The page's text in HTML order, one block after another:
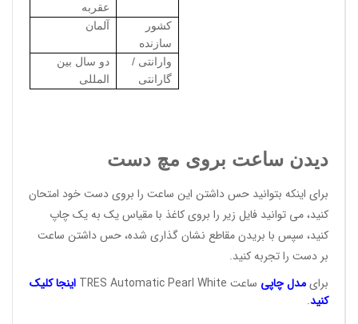
عقربه
کشور
سازنده
آلمان
وارانتی /
گارانتی
دو سال بین
المللی
دیدن ساعت بروی مچ دست
برای اینکه بتوانید حس داشتن این ساعت را بروی دست خود امتحان
کنید، می توانید فایل زیر را بروی کاغذ با مقیاس یک به یک چاپ
کنید، سپس با بریدن مقاطع نشان گذاری شده، حس داشتن ساعت
بر دست را تجربه کنید.
برایمدلچاپی ساعت TRES Automatic Pearl White اینجا کلیک
کنید.